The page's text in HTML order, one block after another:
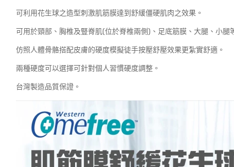
可利用花生球之造型刺激肌筋膜達到舒緩僵硬肌肉之效果。
可用於頸部、胸椎及豎脊肌(位於脊椎兩側)、足底筋膜、大腿、小腿
仿照人體骨骼搭配皮膚的硬度模擬徒手按壓舒壓效果更紮實舒適。
兩種硬度可以選擇可針對個人習慣硬度調整。
台灣製造品質保證。